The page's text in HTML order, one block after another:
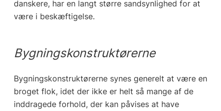
danskere, har en langt større sandsynlighed for at
være i beskæftigelse.
Bygningskonstruktørerne
Bygningskonstruktørerne synes generelt at være en
broget flok, idet der ikke er helt så mange af de
inddragede forhold, der kan påvises at have